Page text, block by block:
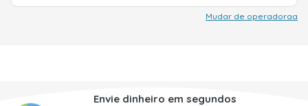
Mudar de operadoraa
Envie dinheiro em segundos